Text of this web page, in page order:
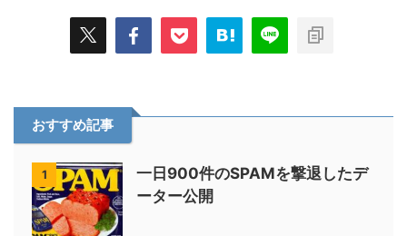
おすすめ記事
1
一日900件のSPAMを撃退したデ
ーター公開